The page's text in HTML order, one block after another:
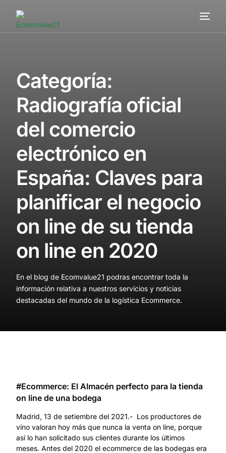
Categoría:
Radiografía oficial
del comercio
electrónico en
España: Claves para
planificar el negocio
on line de su tienda
on line en 2020
En el blog de Ecomvalue21 podras encontrar toda la
información relativa a nuestros servicios y noticias
destacadas del mundo de la logística Ecommerce.
#Ecommerce: El Almacén perfecto para la tienda
on line de una bodega
Madrid, 13 de setiembre del 2021.- Los productores de
vino valoran hoy más que nunca la venta on line, porque
así lo han solicitado sus clientes durante los últimos
meses. Antes del 2020 el ecommerce de las bodegas era
Valor añadido